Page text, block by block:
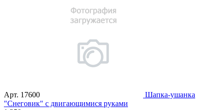
Арт. 17600
Шапка-ушанка
"Снеговик" с двигающимися руками